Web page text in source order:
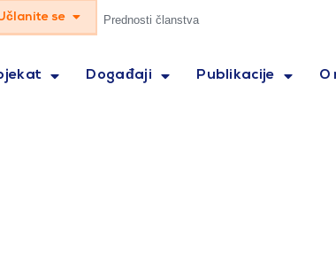
se Prednosti članstva
Događaji Publikacije O